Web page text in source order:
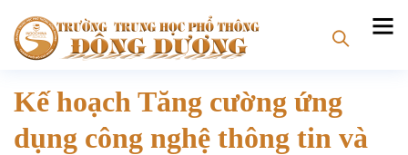
Kế hoạch Tăng cường ứng
dụng công nghệ thông tin và